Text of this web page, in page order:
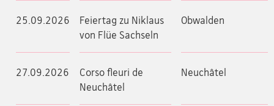
25.09.2026
Feiertag zu Niklaus
von Flüe Sachseln
Obwalden
27.09.2026
Corso fleuri de
Neuchâtel
Neuchâtel